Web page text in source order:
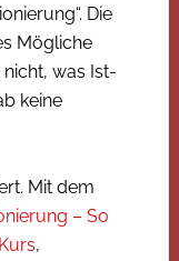
Die
Mögliche
was Ist-
keine
Mit dem
– So
,